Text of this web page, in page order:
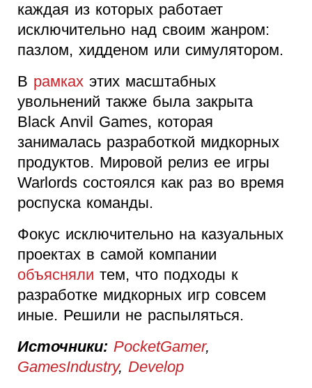
каждая из которых работает
исключительно над своим жанром:
пазлом, хидденом или симулятором.
В рамках этих масштабных
увольнений также была закрыта
Black Anvil Games, которая
занималась разработкой мидкорных
продуктов. Мировой релиз ее игры
Warlords состоялся как раз во время
роспуска команды.
Фокус исключительно на казуальных
проектах в самой компании
объясняли тем, что подходы к
разработке мидкорных игр совсем
иные. Решили не распыляться.
Источники: PocketGamer,
GamesIndustry, Develop